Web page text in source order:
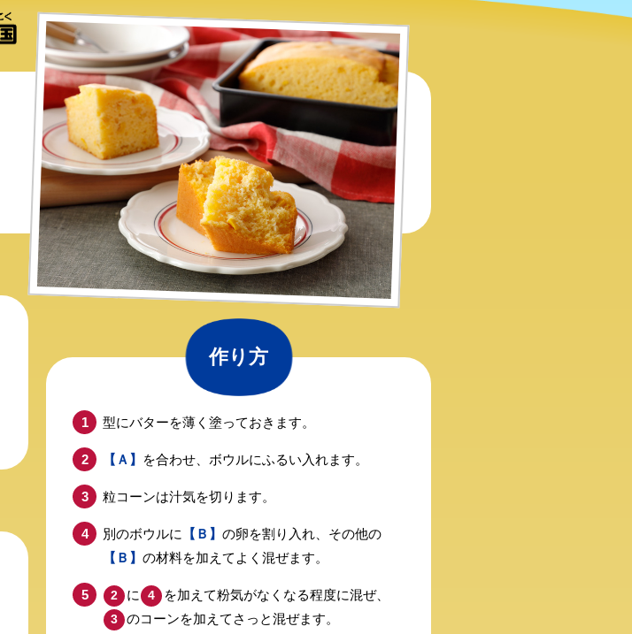
作り方
型にバターを薄く塗っておきます。
【Ａ】 を合わせ、ボウルにふるい入れます。
粒コーンは汁気を切ります。
別のボウルに 【Ｂ】 の卵を割り入れ、その他の
【Ｂ】 の材料を加えてよく混ぜます。
2 に 4 を加えて粉気がなくなる程度に混ぜ、
3 のコーンを加えてさっと混ぜます。